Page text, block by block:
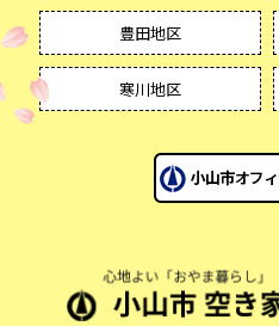
豊田地区
寒川地区